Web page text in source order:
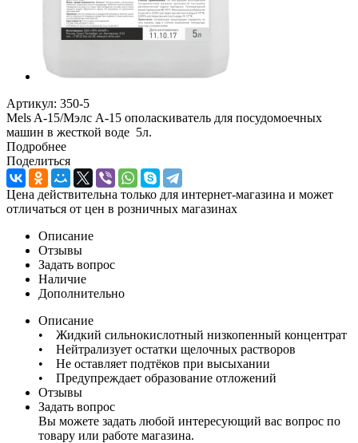
Артикул: 350-5
Mels A-15/Мэлс А-15 ополаскиватель для посудомоечных
машин в жесткой воде 5л.
Подробнее
Поделиться
Цена действительна только для интернет-магазина и может
отличаться от цен в розничных магазинах
Описание
Отзывы
Задать вопрос
Наличие
Дополнительно
Описание
• Жидкий сильнокислотный низкопенный концентрат
• Нейтрализует остатки щелочных растворов
• Не оставляет подтёков при высыхании
• Предупреждает образование отложений
Отзывы
Задать вопрос
Вы можете задать любой интересующий вас вопрос по
товару или работе магазина.